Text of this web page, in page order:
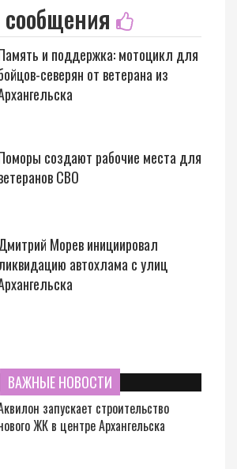
и поддержка: мотоцикл для
северян от ветерана из
создают рабочие места для
СВО
Морев инициировал
автохлама с улиц
ВАЖНЫЕ НОВОСТИ
запускает строительство
ЖК в центре Архангельска